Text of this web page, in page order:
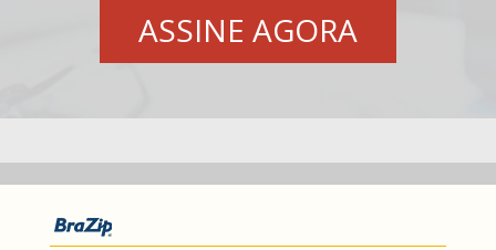
ASSINE AGORA